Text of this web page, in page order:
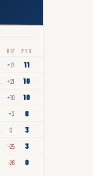
DIF PTS
+17 11
+21 10
+10 10
+3 6
0 3
-25 3
-26 0